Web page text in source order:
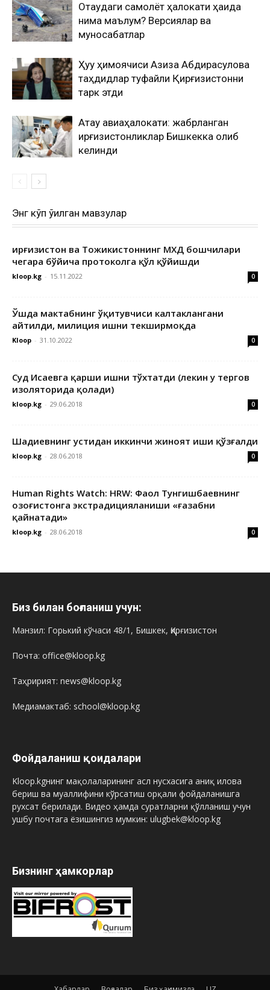
Оқтаудаги самолёт ҳалокати ҳақида
нима маълум? Версиялар ва
муносабатлар
Ҳуқуқ ҳимоячиси Азиза Абдирасулова
таҳдидлар туфайли Қирғизистонни
тарк этди
Ақтау авиаҳалокати: жабрланган
қирғизистонликлар Бишкекка олиб
келинди
Энг кўп ўқилган мавзулар
Қирғизистон ва Тожикистоннинг МХДҚ бошчилари
чегара бўйича протоколга қўл қўйишди
kloop.kg - 15.11.2022 0
Ўшда мактабнинг ўқитувчиси калтаклангани
айтилди, милиция ишни текширмоқда
Kloop - 31.10.2022 0
Суд Исаевга қарши ишни тўхтатди (лекин у тергов
изоляторида қолади)
kloop.kg - 29.06.2018 0
Шадиевнинг устидан иккинчи жиноят иши қўзғалди
kloop.kg - 28.06.2018 0
Human Rights Watch: HRW: Фаол Тунгишбаевнинг
Қозоғистонга экстрадицияланиши «ғазабни
қайнатади»
kloop.kg - 28.06.2018 0
Биз билан боғланиш учун:
Манзил: Горький кўчаси 48/1, Бишкек, Қирғизистон
Почта: office@kloop.kg
Таҳририят: news@kloop.kg
Медиамактаб: school@kloop.kg
Фойдаланиш қоидалари
Kloop.kgнинг мақолаларининг асл нусхасига аниқ илова
бериш ва муаллифини кўрсатиш орқали фойдаланишга
рухсат берилади. Видео ҳамда суратларни қўлланиш учун
ушбу почтага ёзишингиз мумкин: ulugbek@kloop.kg
Бизнинг ҳамкорлар